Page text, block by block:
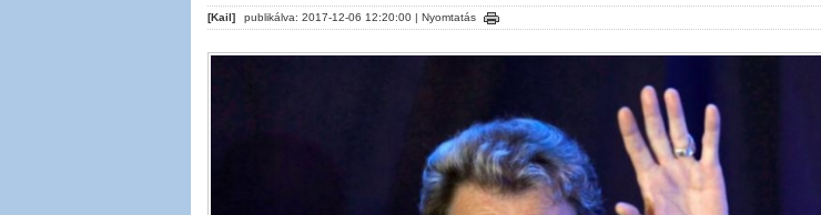
[Kail] publikálva: 2017-12-06 12:20:00 | Nyomtatás